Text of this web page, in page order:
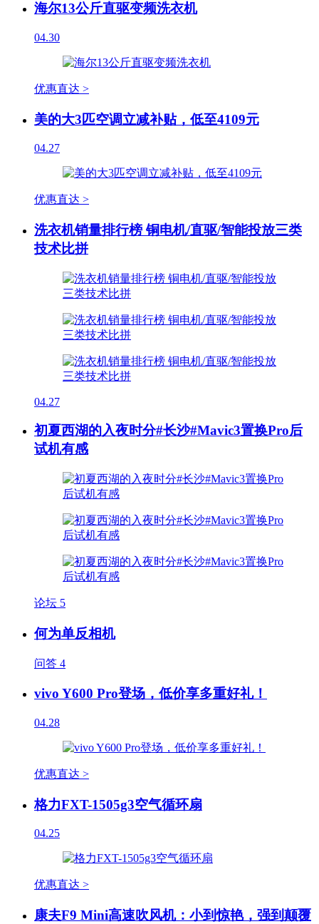
海尔13公斤直驱变频洗衣机
04.30
优惠直达 >
美的大3匹空调立减补贴，低至4109元
04.27
优惠直达 >
洗衣机销量排行榜 铜电机/直驱/智能投放三类
技术比拼
04.27
初夏西湖的入夜时分#长沙#Mavic3置换Pro后
试机有感
论坛 5
何为单反相机
问答 4
vivo Y600 Pro登场，低价享多重好礼！
04.28
优惠直达 >
格力FXT-1505g3空气循环扇
04.25
优惠直达 >
康夫F9 Mini高速吹风机：小到惊艳，强到颠覆